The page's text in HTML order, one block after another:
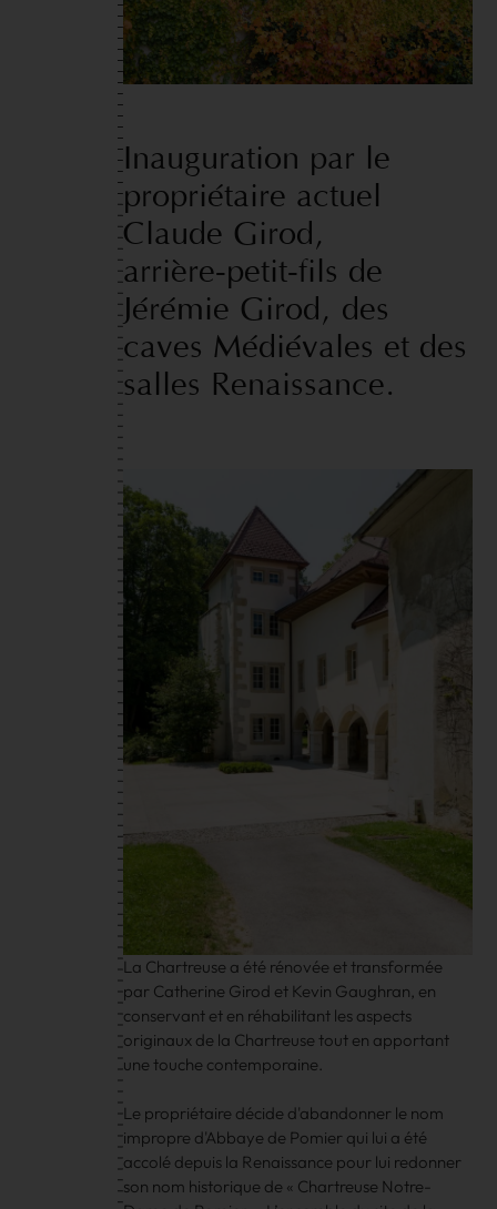
Inauguration par le
propriétaire actuel
Claude Girod,
arrière-petit-fils de
Jérémie Girod, des
caves Médiévales et des
salles Renaissance.
La Chartreuse a été rénovée et transformée
par Catherine Girod et Kevin Gaughran, en
conservant et en réhabilitant les aspects
originaux de la Chartreuse tout en apportant
une touche contemporaine.
Le propriétaire décide d'abandonner le nom
impropre d'Abbaye de Pomier qui lui a été
accolé depuis la Renaissance pour lui redonner
son nom historique de « Chartreuse Notre-